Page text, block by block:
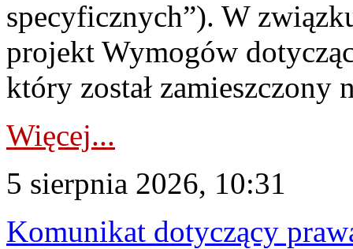
specyficznych”). W
projekt Wymogów
który został zamieszczony
Więcej...
5 sierpnia 2026, 10:31
Komunikat dotyczący